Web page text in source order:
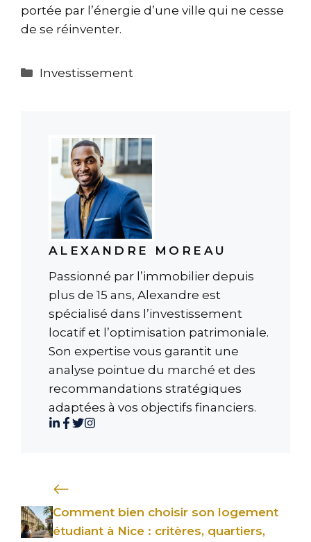
portée par l’énergie d’une ville qui ne cesse
de se réinventer.
Catégories
Investissement
ALEXANDRE MOREAU
Passionné par l’immobilier depuis
plus de 15 ans, Alexandre est
spécialisé dans l’investissement
locatif et l’optimisation patrimoniale.
Son expertise vous garantit une
analyse pointue du marché et des
recommandations stratégiques
adaptées à vos objectifs financiers.
Comment bien choisir son logement
étudiant à Nice : critères, quartiers,